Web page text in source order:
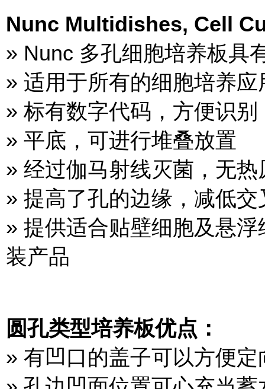
Nunc Multidishes, Cell
» Nunc 多孔细胞培养板具
» 适用于所有的细胞培养
» 标有数字代码，方便识别
» 平底，可进行堆叠放置
» 经过伽马射线灭菌，无热
» 提高了孔的边缘，减低交
» 提供适合贴壁细胞及悬
装产品
圆孔类型培养板优点：
» 有凹口的盖子可以方便定